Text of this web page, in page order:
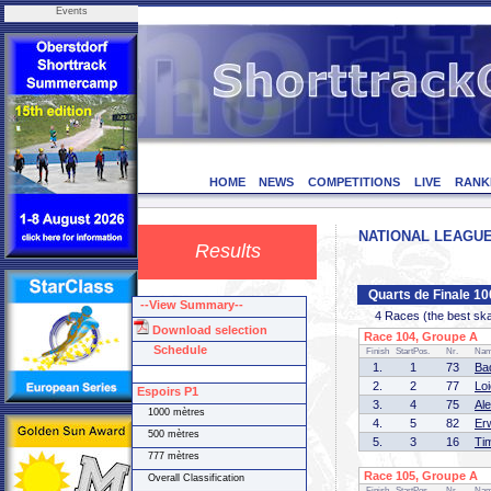
Events
HOME NEWS COMPETITIONS LIVE
Results
NATIONAL
Quarts de Finale
4 Races (the best
Race 104, Groupe A
Finish StartPos. Nr.
1. 1 73
2.
2 77
3.
4 75
4.
5 82
5.
3 16
Race 105, Groupe A
--View Summary--
Download selection
Schedule
Espoirs P1
1000 mètres
500 mètres
777 mètres
Overall Classification